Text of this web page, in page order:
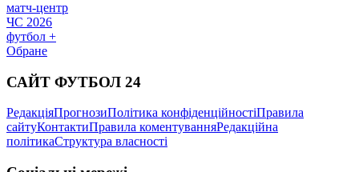
матч-центр
ЧС 2026
футбол +
Обране
САЙТ ФУТБОЛ 24
РедакціяПрогнозиПолітика конфіденційностіПравила
сайтуКонтактиПравила коментуванняРедакційна
політикаСтруктура власності